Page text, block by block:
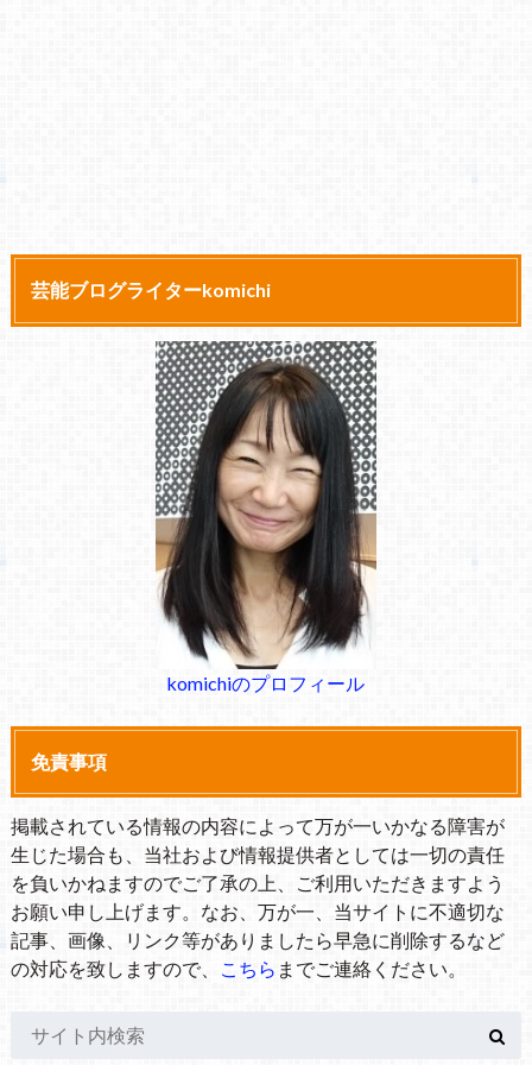
芸能ブログライターkomichi
komichiのプロフィール
免責事項
掲載されている情報の内容によって万が一いかなる障害が
生じた場合も、当社および情報提供者としては一切の責任
を負いかねますのでご了承の上、ご利用いただきますよう
お願い申し上げます。なお、万が一、当サイトに不適切な
記事、画像、リンク等がありましたら早急に削除するなど
の対応を致しますので、
こちら までご連絡ください。